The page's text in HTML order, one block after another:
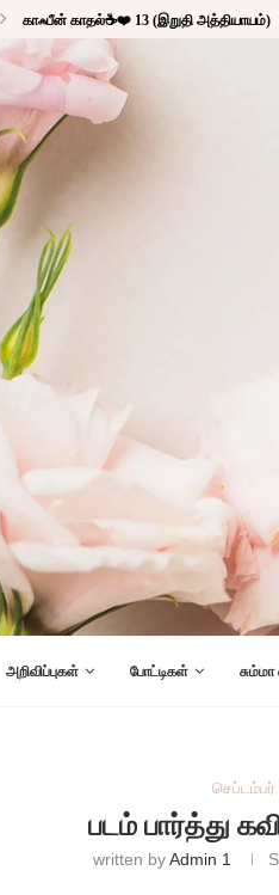
காஃபீன் காதல்☕❤️ 13 (இறுதி அத்தியாயம்)
அறிவிப்புகள் போட்டிகள்
செப்டம்பர்
படம் பார்த்து
written byAdmin 1